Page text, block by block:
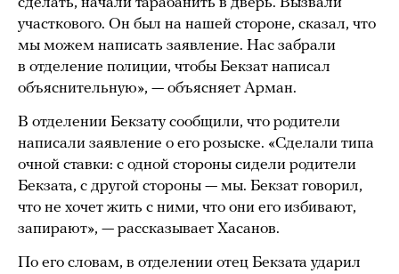
участкового. Он был на нашей стороне, сказал, что
мы можем написать заявление. Нас забрали
в отделение полиции, чтобы Бекзат написал
объяснительную», — объясняет Арман.
В отделении Бекзату сообщили, что родители
написали заявление о его розыске. «Сделали типа
очной ставки: с одной стороны сидели родители
Бекзата, с другой стороны — мы. Бекзат говорил,
что не хочет жить с ними, что они его избивают,
запирают», — рассказывает Хасанов.
По его словам, в отделении отец Бекзата ударил